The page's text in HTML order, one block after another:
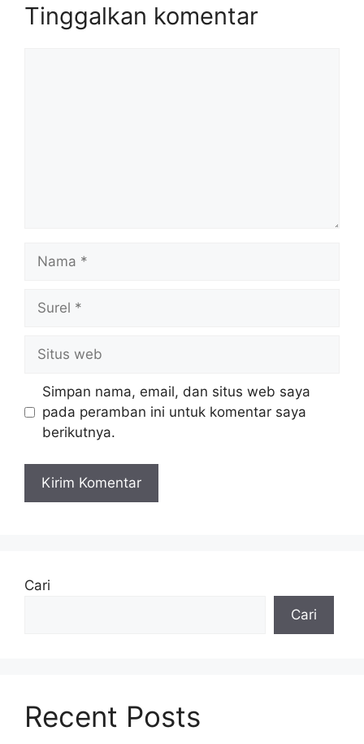
Tinggalkan komentar
Nama
Surel
Situs
web
Simpan nama, email, dan situs web saya
pada peramban ini untuk komentar saya
berikutnya.
Cari
Cari
Recent Posts